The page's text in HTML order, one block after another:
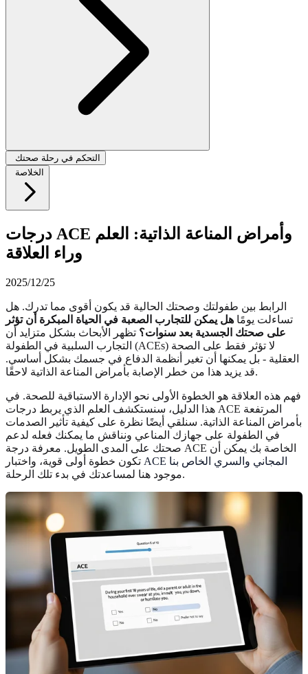
التحكم في رحلة صحتك
الخلاصة
درجات ACE وأمراض المناعة الذاتية: العلم
وراء العلاقة
2025/12/25
الرابط بين طفولتك وصحتك الحالية قد يكون أقوى مما تدرك. هل
تساءلت يومًا هل يمكن للتجارب الصعبة في الحياة المبكرة أن تؤثر
على صحتك الجسدية بعد سنوات؟ تظهر الأبحاث بشكل متزايد أن
التجارب السلبية في الطفولة (ACEs) لا تؤثر فقط على الصحة
العقلية - بل يمكنها أن تغير أنظمة الدفاع في جسمك بشكل أساسي.
قد يزيد هذا من خطر الإصابة بأمراض المناعة الذاتية لاحقًا.
فهم هذه العلاقة هو الخطوة الأولى نحو الإدارة الاستباقية للصحة. في
هذا الدليل، سنستكشف العلم الذي يربط درجات ACE المرتفعة
بأمراض المناعة الذاتية. سنلقي أيضًا نظرة على كيفية تأثير الصدمات
في الطفولة على جهازك المناعي ونناقش ما يمكنك فعله لدعم
صحتك على المدى الطويل. معرفة درجة ACE الخاصة بك يمكن أن
ACE المجاني والسري الخاص بنا
موجود هنا لمساعدتك في بدء تلك الرحلة.